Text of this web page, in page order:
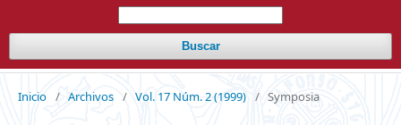
Buscar
Inicio / Archivos / Vol. 17 Núm. 2 (1999) / Symposia